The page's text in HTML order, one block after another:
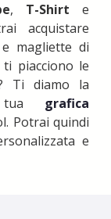
, T-Shirt e
acquistare
magliette di
piacciono le
Ti diamo la
tua grafica
Potrai quindi
e